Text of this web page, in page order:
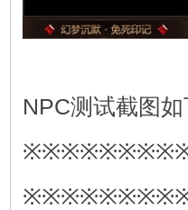
NPC测试截图如